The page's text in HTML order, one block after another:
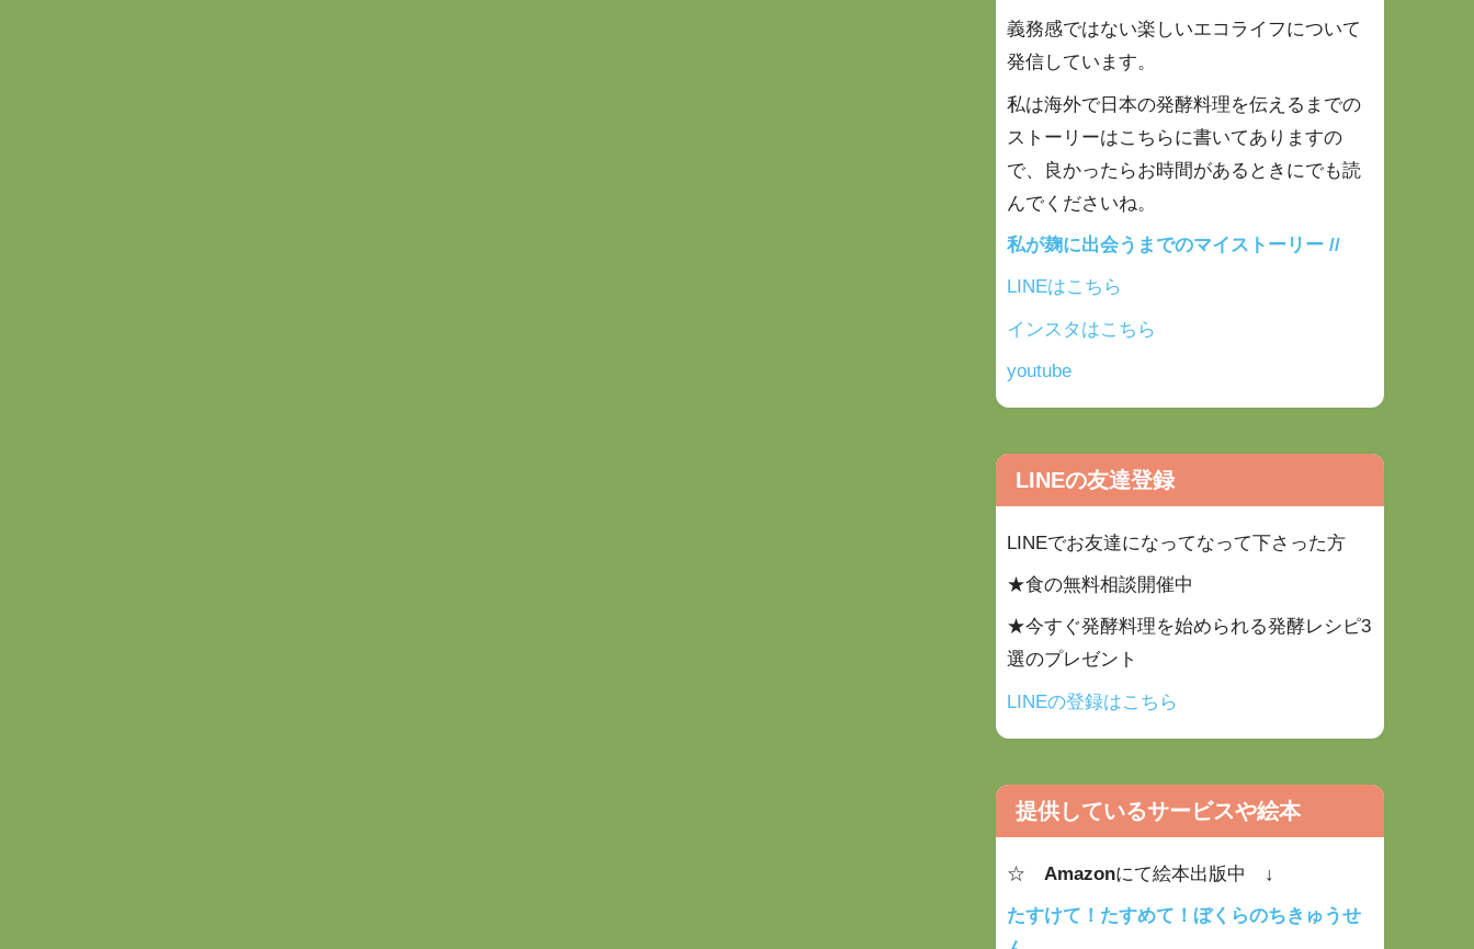
義務感ではない楽しいエコライフについて
発信しています。
私は海外で日本の発酵料理を伝えるまでの
ストーリーはこちらに書いてありますの
で、良かったらお時間があるときにでも読
んでくださいね。
私が麹に出会うまでのマイストーリー //
LINEはこちら
インスタはこちら
youtube
LINEの友達登録
LINEでお友達になってなって下さった方
★食の無料相談開催中
★今すぐ発酵料理を始められる発酵レシピ3
選のプレゼント
LINEの登録はこちら
提供しているサービスや絵本
☆ Amazonにて絵本出版中 ↓
たすけて！たすめて！ぼくらのちきゅうせ